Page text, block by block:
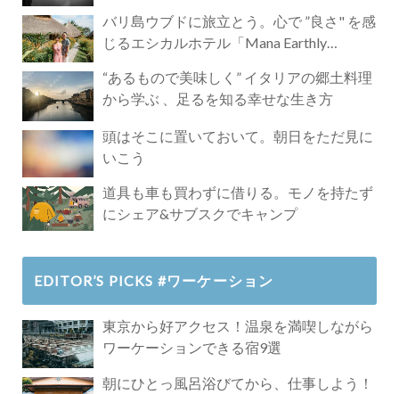
バリ島ウブドに旅立とう。心で ”良さ" を感
じるエシカルホテル「Mana Earthly
“あるもので美味しく” イタリアの郷土料理
から学ぶ 、足るを知る幸せな生き方
頭はそこに置いておいて。朝日をただ見に
いこう
道具も車も買わずに借りる。モノを持たず
にシェア&サブスクでキャンプ
EDITOR’S PICKS #ワーケーション
東京から好アクセス！温泉を満喫しながら
ワーケーションできる宿9選
朝にひとっ風呂浴びてから、仕事しよう！